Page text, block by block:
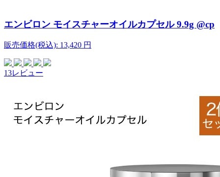
エンビロン モイスチャーオイルカプセル 9.9g @cp
販売価格(税込): 13,420 円
13レビュー